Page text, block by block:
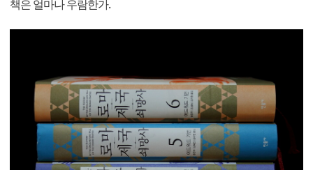
책은 얼마나 우람한가.